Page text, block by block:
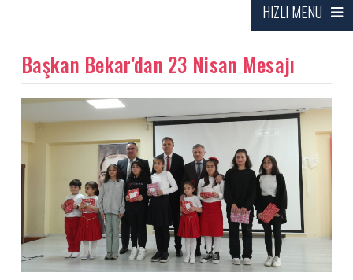
HIZLI MENU
Başkan Bekar'dan 23 Nisan Mesajı